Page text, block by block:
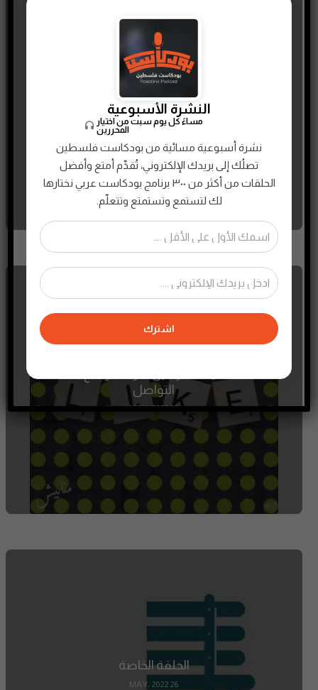
كيف تقود منظومة هندسية
التميز العالمي؟ | م. عبد الرحمن
الفاضل
26 MAY، 2022
التواصل
26 MAY، 2022
الحلقة الخاصة
26 MAY، 2022
النشرة الأسبوعية
مساءً كل يوم سبت من اختيار
المحررين
نشرة أسبوعية مسائية من بودكاست فلسطين
تصلُك إلى بريدك الإلكتروني، تُقدِّم أمتع وأفضل
الحلقات من أكثر من ٣٠٠ برنامج بودكاست عربي نختارها
لك لتستمع وتستمتع وتتعلّم.
اشترك